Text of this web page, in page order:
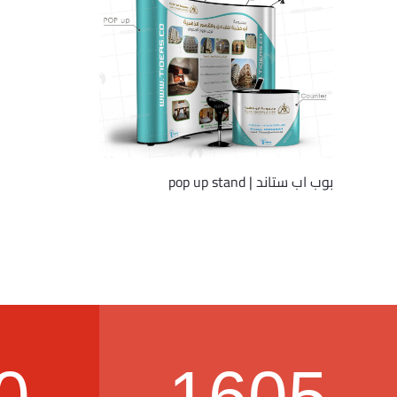
بوب اب ستاند | pop up stand